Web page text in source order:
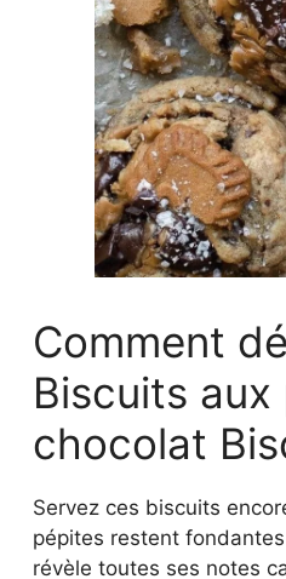
Comment
Biscuits
chocolat
Servez ces biscuits
pépites restent
révèle toutes ses notes